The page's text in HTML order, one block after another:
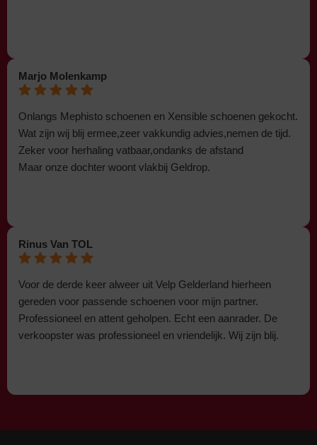
Marjo Molenkamp
Onlangs Mephisto schoenen en Xensible schoenen gekocht.
Wat zijn wij blij ermee,zeer vakkundig advies,nemen de tijd.
Zeker voor herhaling vatbaar,ondanks de afstand
Maar onze dochter woont vlakbij Geldrop.
Rinus Van TOL
Voor de derde keer alweer uit Velp Gelderland hierheen
gereden voor passende schoenen voor mijn partner.
Professioneel en attent geholpen. Echt een aanrader. De
verkoopster was professioneel en vriendelijk. Wij zijn blij.